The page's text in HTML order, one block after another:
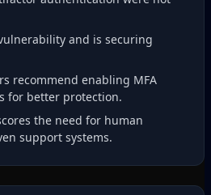
and is securing
recommend enabling MFA
for better protection.
the need for human
support systems.